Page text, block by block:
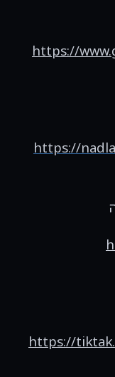
https://
https://
https://